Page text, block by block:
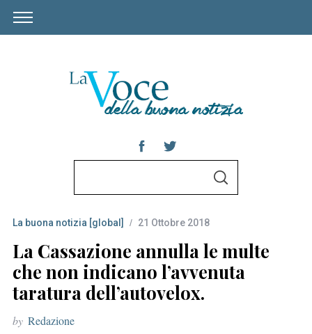
r
c
h
f
o
r
S
La buona notizia [global] 21 Ottobre 2018
La Cassazione annulla le multe
che non indicano l’avvenuta
taratura dell’autovelox.
by Redazione